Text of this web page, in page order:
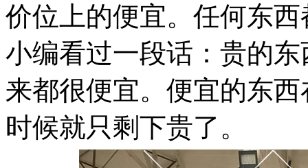
价位上的便宜。任何东
小编看过一段话：贵的
来都很便宜。便宜的东
时候就只剩下贵了。